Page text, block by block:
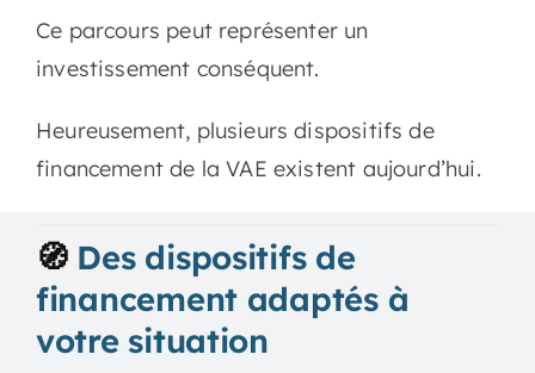
Ce parcours peut représenter un
investissement conséquent.
Heureusement, plusieurs dispositifs de
financement de la VAE existent aujourd’hui.
🧭 Des dispositifs de
financement adaptés à
votre situation